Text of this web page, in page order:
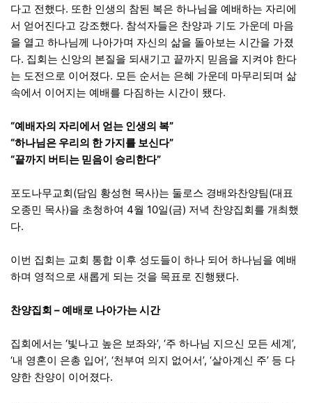
다고 전했다. 또한 인생의 참된 복은 하나님을 예배하는 자리에
서 얻어진다고 강조했다. 참석자들은 찬양과 기도 가운데 마음
을 열고 하나님께 나아가며 자신의 삶을 돌아보는 시간을 가졌
다. 집회는 신앙의 본질을 되새기고 끝까지 믿음을 지켜야 한다
는 도전으로 이어졌다. 모든 순서는 은혜 가운데 마무리되며 삶
속에서 이어지는 예배를 다짐하는 시간이 됐다.
“예배자의 자리에서 얻는 인생의 복”
“하나님은 우리의 한 가지를 보신다”
“끝까지 버티는 믿음이 승리한다”
포도나무교회(담임 황성현 목사)는 둘로스 경배와찬양팀(대표
오종민 목사)을 초청하여 4월 10일(금) 저녁 찬양집회를 개최했
다.
이번 집회는 교회 통합 이후 성도들이 하나 되어 하나님을 예배
하며 영적으로 새롭게 되는 것을 목표로 진행됐다.
찬양집회 – 예배로 나아가는 시간
집회에서는 ‘빛나고 높은 보좌와’, ‘주 하나님 지으신 모든 세계’,
‘내 영혼이 은총 입어’, ‘천부여 의지 없어서’, ‘살아계신 주’ 등 다
양한 찬양이 이어졌다.